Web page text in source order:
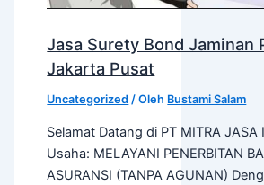
Jasa Surety Bond Jaminan
Jakarta Pusat
Uncategorized / Oleh Bustami Salam
Selamat Datang di PT MITRA JASA
Usaha: MELAYANI PENERBITAN
ASURANSI (TANPA AGUNAN)